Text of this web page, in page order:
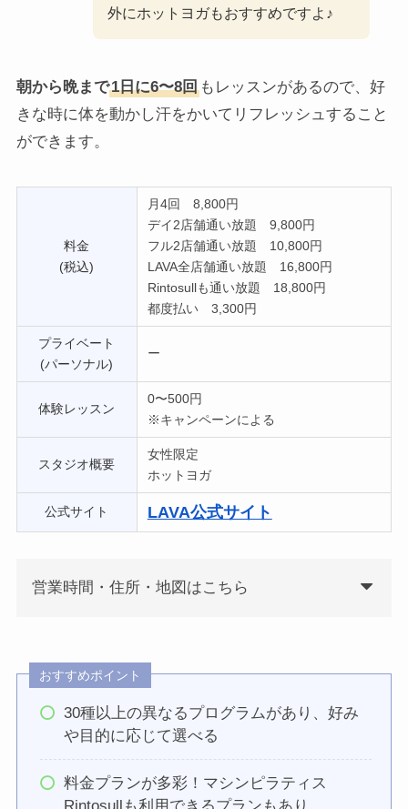
外にホットヨガもおすすめですよ♪
朝から晩まで1日に6〜8回もレッスンがあるので、好
きな時に体を動かし汗をかいてリフレッシュすること
ができます。
料金
(税込)
月4回 8,800円
デイ2店舗通い放題 9,800円
フル2店舗通い放題 10,800円
LAVA全店舗通い放題 16,800円
Rintosullも通い放題 18,800円
都度払い 3,300円
プライベート
(パーソナル)
ー
体験レッスン
0〜500円
※キャンペーンによる
スタジオ概要
女性限定
ホットヨガ
公式サイト LAVA公式サイト
営業時間・住所・地図はこちら
おすすめポイント
30種以上の異なるプログラムがあり、好み
や目的に応じて選べる
料金プランが多彩！マシンピラティス
Rintosullも利用できるプランもあり